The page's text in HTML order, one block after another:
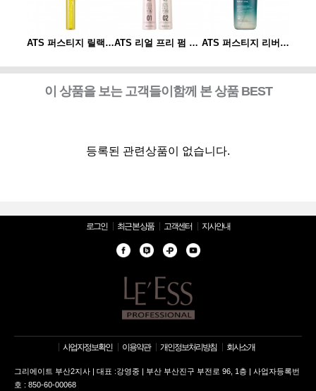
ATS 퍼스티지 릴랙싱 스파오일 10ml ATS 리얼 프리 펌 1제/2제 ATS 퍼스티지 리버시 토닉 140ml
이 상품을 보는 고객들이함께 본 상품 BEST
등록된 관련상품이 없습니다.
로그인 최근 본 상품 고객센터 지사안내
사업자정보확인 이용약관 개인정보처리방침 회사소개
그리에이트 부산2지사 | 대표 :강영중 | 부산 부산진구 부전로 96, 1층 | 사업자등록번
호 : 850-60-00068